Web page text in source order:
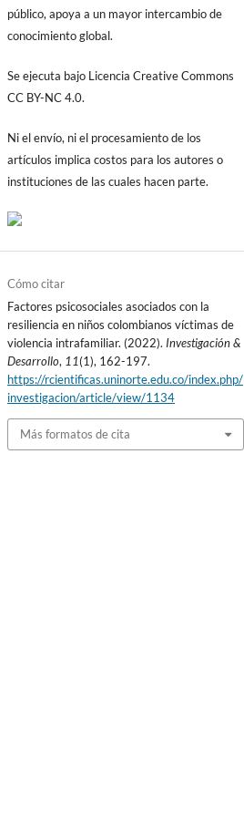
público, apoya a un mayor intercambio de
conocimiento global.
Se ejecuta bajo Licencia Creative Commons
CC BY-NC 4.0.
Ni el envío, ni el procesamiento de los
artículos implica costos para los autores o
instituciones de las cuales hacen parte.
Cómo citar
Factores psicosociales asociados con la
resiliencia en niños colombianos víctimas de
violencia intrafamiliar. (2022). Investigación &
Desarrollo, 11(1), 162-197.
https://rcientificas.uninorte.edu.co/index.php/
investigacion/article/view/1134
Más formatos de cita